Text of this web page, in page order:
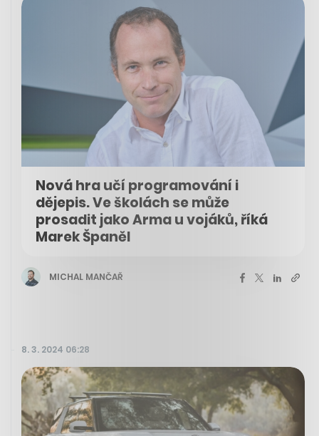
Nová hra učí programování i
dějepis. Ve školách se může
prosadit jako Arma u vojáků, říká
Marek Španěl
MICHAL MANČAŘ
8. 3. 2024 06:28